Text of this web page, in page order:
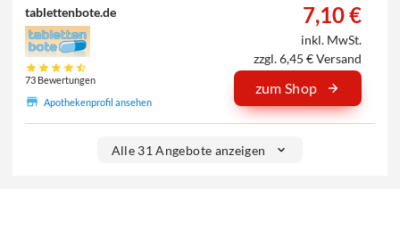
tablettenbote.de
73 Bewertungen
Apothekenprofil ansehen
7,10 €
inkl. MwSt.
zzgl. 6,45 € Versand
zum Shop
Alle 31 Angebote anzeigen